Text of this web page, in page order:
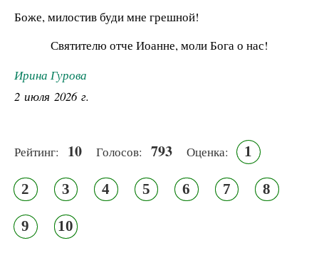
Боже, милостив буди мне грешной!
Святителю отче Иоанне, моли Бога о нас!
Ирина Гурова
2 июля 2026 г.
Рейтинг: 10 Голосов: 793 Оценка: 1
2 3 4 5 6 7 8
9 10